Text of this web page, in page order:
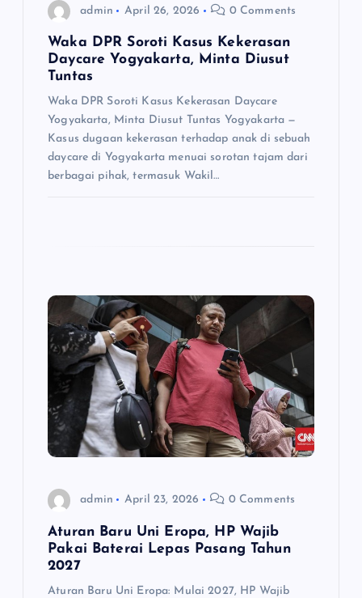
admin April 26, 2026 0 Comments
Waka DPR Soroti Kasus Kekerasan
Daycare Yogyakarta, Minta Diusut
Tuntas
Waka DPR Soroti Kasus Kekerasan Daycare
Yogyakarta, Minta Diusut Tuntas Yogyakarta —
Kasus dugaan kekerasan terhadap anak di sebuah
daycare di Yogyakarta menuai sorotan tajam dari
berbagai pihak, termasuk Wakil…
admin April 23, 2026 0 Comments
Aturan Baru Uni Eropa, HP Wajib
Pakai Baterai Lepas Pasang Tahun
2027
Aturan Baru Uni Eropa: Mulai 2027, HP Wajib